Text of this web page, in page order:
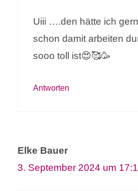
Uiii ….den hätte ich
schon damit arbeiten
sooo toll ist😍🥰🥳
Antworten
Elke Bauer
3. September 2024 um